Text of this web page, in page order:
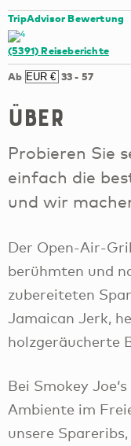
TripAdvisor Bewertung
(5391)Reiseberichte
Ab 33- 57
Über
Probieren Sie
einfach die
und wir
Der Open-Air-
berühmten und
zubereiteten
Jamaican Jerk,
holzgeräucherte
Bei Smokey
Ambiente im
unsere